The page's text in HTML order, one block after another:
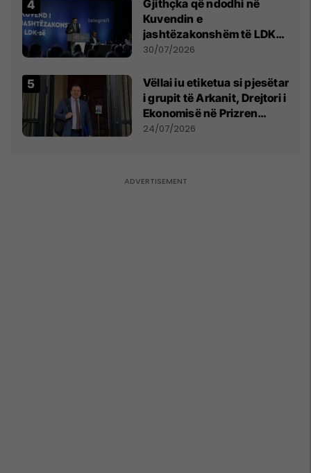
Gjithçka që ndodhi në
Kuvendin e
jashtëzakonshëm të LDK-
së
30/07/2026
Vëllai iu etiketua si pjesëtar
i grupit të Arkanit, Drejtori i
Ekonomisë në Prizren
mohon pretendimet
24/07/2026